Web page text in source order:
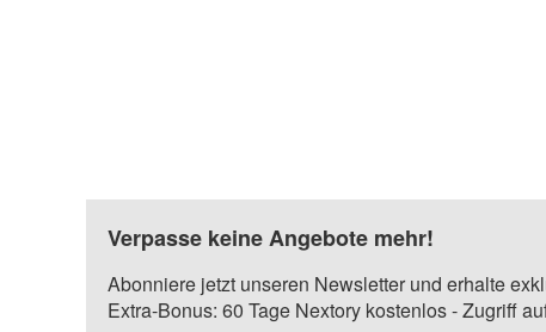
Verpasse keine Angebote mehr!
Abonniere jetzt unseren Newsletter und erhalte
Extra-Bonus: 60 Tage Nextory kostenlos - Zugriff